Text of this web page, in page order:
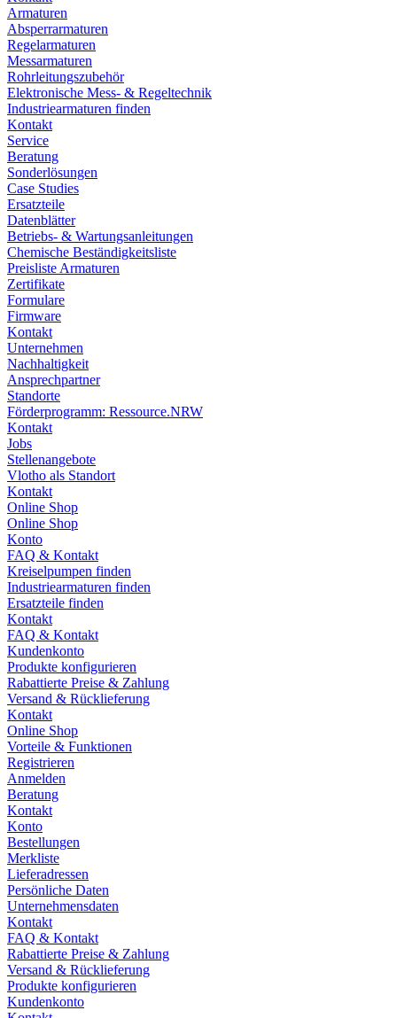
Armaturen
Absperrarmaturen
Regelarmaturen
Messarmaturen
Rohrleitungszubehör
Elektronische Mess- & Regeltechnik
Industriearmaturen finden
Kontakt
Service
Beratung
Sonderlösungen
Case Studies
Ersatzteile
Datenblätter
Betriebs- & Wartungsanleitungen
Chemische Beständigkeitsliste
Preisliste Armaturen
Zertifikate
Formulare
Firmware
Kontakt
Unternehmen
Nachhaltigkeit
Ansprechpartner
Standorte
Förderprogramm: Ressource.NRW
Kontakt
Jobs
Stellenangebote
Vlotho als Standort
Kontakt
Online Shop
Online Shop
Konto
FAQ & Kontakt
Kreiselpumpen finden
Industriearmaturen finden
Ersatzteile finden
Kontakt
FAQ & Kontakt
Kundenkonto
Produkte konfigurieren
Rabattierte Preise & Zahlung
Versand & Rücklieferung
Kontakt
Online Shop
Vorteile & Funktionen
Registrieren
Anmelden
Beratung
Kontakt
Konto
Bestellungen
Merkliste
Lieferadressen
Persönliche Daten
Unternehmensdaten
Kontakt
FAQ & Kontakt
Rabattierte Preise & Zahlung
Versand & Rücklieferung
Produkte konfigurieren
Kundenkonto